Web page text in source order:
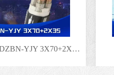
中业电缆WDZBN-YJY 3X70+2X35矿物绝缘电缆